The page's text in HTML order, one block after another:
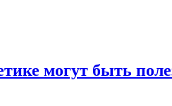
могут быть